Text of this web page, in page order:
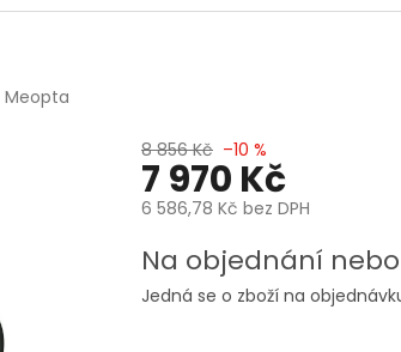
Meopta
8 856 Kč –10 %
7 970 Kč
6 586,78 Kč bez DPH
cena:
Na objednání
Jedná se o zboží na